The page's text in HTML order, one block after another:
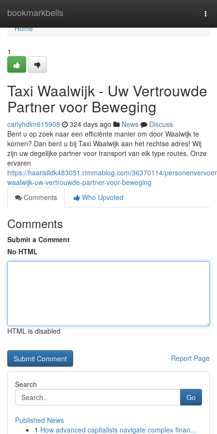
bookmarkbells
Home
Home
1
Taxi Waalwijk - Uw Vertrouwde
Partner voor Beweging
carlyhdlm615908 324 days ago News
Discuss
Bent u op zoek naar een efficiënte manier om door Waalwijk te
komen? Dan bent u bij Taxi Waalwijk aan het rechtse adres! Wij
zijn uw degelijke partner voor transport van elk type routes. Onze
ervaren
https://haarislldk483051.rimmablog.com/36370114/
waalwijk-uw-vertrouwde-partner-voor-beweging
Comments
Who Upvoted
Comments
Submit a Comment
No HTML
HTML is disabled
Report Page
Search
Go
Published News
1 How advanced capitalists navigate complex finan...